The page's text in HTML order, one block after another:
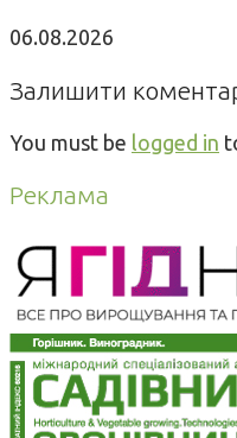
06.08.2026
Залишити
You must be logged in
Реклама